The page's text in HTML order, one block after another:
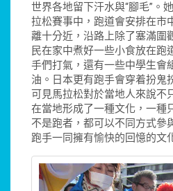
世界各地留下汗水與“腳毛”。
拉松賽事中，跑道會安排在市
離十分近，沿路上除了塞滿圍
民在家中煮好一些小食放在跑
手們打氣，還有一些中學生會
油。日本更有跑手會穿着扮鬼
可見馬拉松對於當地人來說不
在當地形成了一種文化，一種
不是跑者，都可以不同方式參
跑手一同擁有愉快的回憶的文